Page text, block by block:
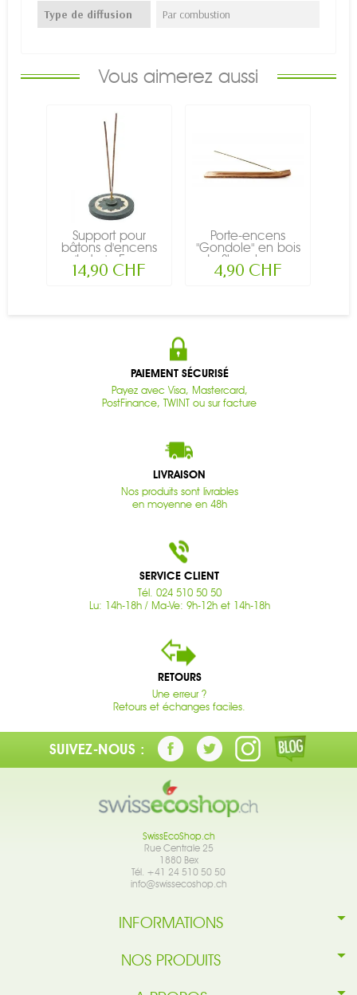
Type de diffusion Par combustion
Vous aimerez aussi
Support pour
bâtons d'encens
'Lotus' - En...
14,90 CHF
Porte-encens
"Gondole" en bois
de Sheesham...
4,90 CHF
PAIEMENT SÉCURISÉ
Payez avec Visa, Mastercard,
PostFinance, TWINT ou sur facture
LIVRAISON
Nos produits sont livrables
en moyenne en 48h
SERVICE CLIENT
Tél. 024 510 50 50
Lu: 14h-18h / Ma-Ve: 9h-12h et 14h-18h
RETOURS
Une erreur ?
Retours et échanges faciles.
SUIVEZ-NOUS :
SwissEcoShop.ch
Rue Centrale 25
1880 Bex
Tél. +41 24 510 50 50
info@swissecoshop.ch
INFORMATIONS
NOS PRODUITS